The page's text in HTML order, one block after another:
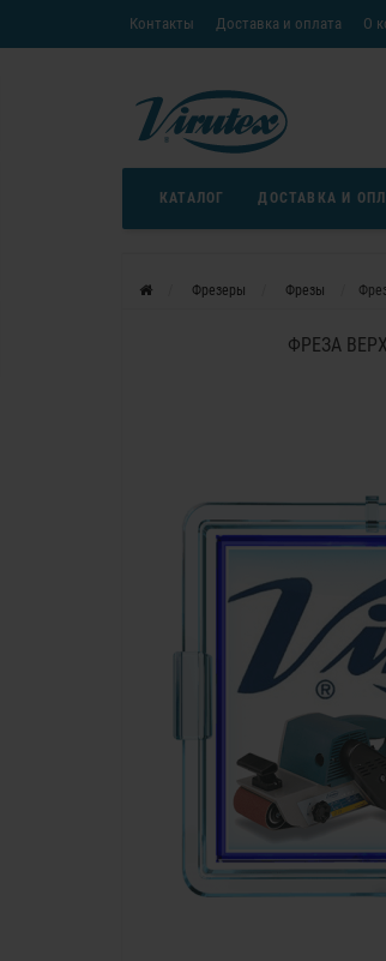
О
Доставка и оплата
Контакты
КАТАЛОГ ДОСТАВКА И
Фрезеры Фрезы
ФРЕЗА